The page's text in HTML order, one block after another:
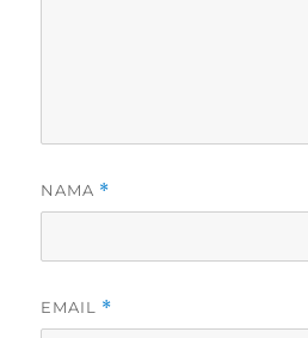
NAMA *
EMAIL *